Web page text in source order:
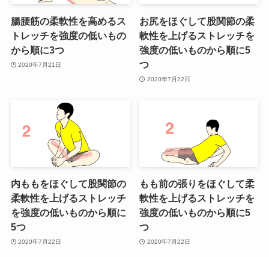
腸腰筋の柔軟性を高めるス
トレッチを強度の低いもの
から順に3つ
2020年7月21日
お尻をほぐして股関節の柔
軟性を上げるストレッチを
強度の低いものから順に5
つ
2020年7月22日
内ももをほぐして股関節の
柔軟性を上げるストレッチ
を強度の低いものから順に
5つ
2020年7月22日
もも前の張りをほぐして柔
軟性を上げるストレッチを
強度の低いものから順に5
つ
2020年7月22日